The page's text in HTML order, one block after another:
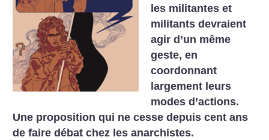
les militantes et
militants devraient
agir d’un même
geste, en
coordonnant
largement leurs
modes d’actions.
Une proposition qui ne cesse depuis cent ans
de faire débat chez les anarchistes.